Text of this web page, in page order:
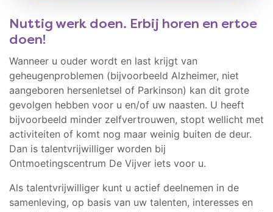
Nuttig werk doen. Erbij horen en ertoe
doen!
Wanneer u ouder wordt en last krijgt van
geheugenproblemen (bijvoorbeeld Alzheimer, niet
aangeboren hersenletsel of Parkinson) kan dit grote
gevolgen hebben voor u en/of uw naasten. U heeft
bijvoorbeeld minder zelfvertrouwen, stopt wellicht met
activiteiten of komt nog maar weinig buiten de deur.
Dan is talentvrijwilliger worden bij
Ontmoetingscentrum De Vijver iets voor u.
Als talentvrijwilliger kunt u actief deelnemen in de
samenleving, op basis van uw talenten, interesses en